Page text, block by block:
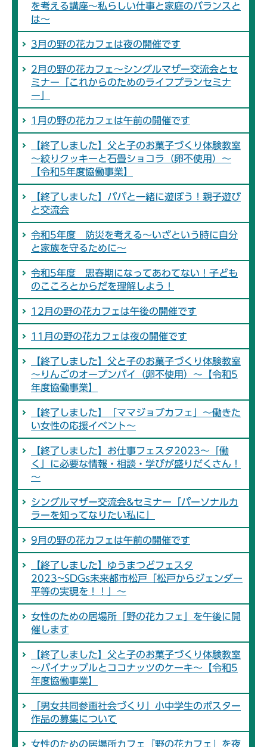
を考える講座～私らしい仕事と家庭のバランスと
は～
3月の野の花カフェは夜の開催です
2月の野の花カフェ～シングルマザー交流会とセ
ミナー「これからのためのライフプランセミナ
ー」
1月の野の花カフェは午前の開催です
【終了しました】父と子のお菓子づくり体験教室
～絞りクッキーと石畳ショコラ（卵不使用）～
【令和5年度協働事業】
【終了しました】パパと一緒に遊ぼう！親子遊び
と交流会
令和5年度 防災を考える～いざという時に自分
と家族を守るために～
令和5年度 思春期になってあわてない！子ども
のこころとからだを理解しよう！
12月の野の花カフェは午後の開催です
11月の野の花カフェは夜の開催です
【終了しました】父と子のお菓子づくり体験教室
～りんごのオープンパイ（卵不使用）～【令和5
年度協働事業】
【終了しました】「ママジョブカフェ」～働きた
い女性の応援イベント～
【終了しました】お仕事フェスタ2023～「働
く」に必要な情報・相談・学びが盛りだくさん！
～
シングルマザー交流会&セミナー「パーソナルカ
ラーを知ってなりたい私に」
9月の野の花カフェは午前の開催です
【終了しました】ゆうまつどフェスタ
2023~SDGs未来都市松戸「松戸からジェンダー
平等の実現を！！」～
女性のための居場所「野の花カフェ」を午後に開
催します
【終了しました】父と子のお菓子づくり体験教室
～パイナップルとココナッツのケーキ～【令和5
年度協働事業】
「男女共同参画社会づくり」小中学生のポスター
作品の募集について
女性のための居場所カフェ『野の花カフェ』を夜